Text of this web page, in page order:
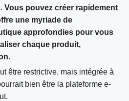
Vous pouvez créer rapidement
une myriade de
approfondies pour vous
chaque produit,
être restrictive, mais intégrée à
bien être la plateforme e-